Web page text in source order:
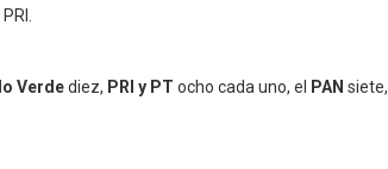
Verdediez, PRI y PT ocho cada uno, el PAN siete,